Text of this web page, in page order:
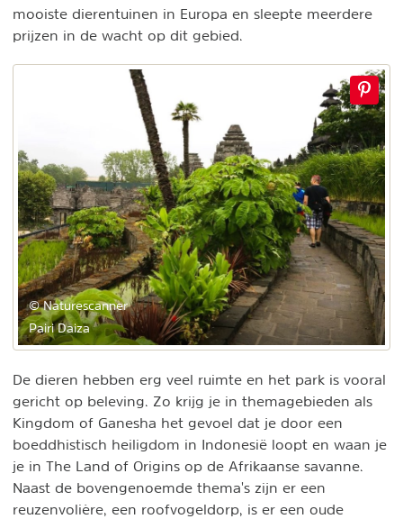
mooiste dierentuinen in Europa en sleepte meerdere
prijzen in de wacht op dit gebied.
© Naturescanner
Pairi Daiza
De dieren hebben erg veel ruimte en het park is vooral
gericht op beleving. Zo krijg je in themagebieden als
Kingdom of Ganesha het gevoel dat je door een
boeddhistisch heiligdom in Indonesië loopt en waan je
je in The Land of Origins op de Afrikaanse savanne.
Naast de bovengenoemde thema's zijn er een
reuzenvolière, een roofvogeldorp, is er een oude